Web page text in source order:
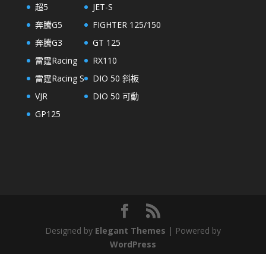
超5
奔騰G5
奔騰G3
雷霆Racing
雷霆Racing S
VJR
GP125
JET-S
FIGHTER 125/150
GT 125
RX110
DIO 50 斜板
DIO 50 可動
Designed by Elegant Themes | Powered by
WordPress